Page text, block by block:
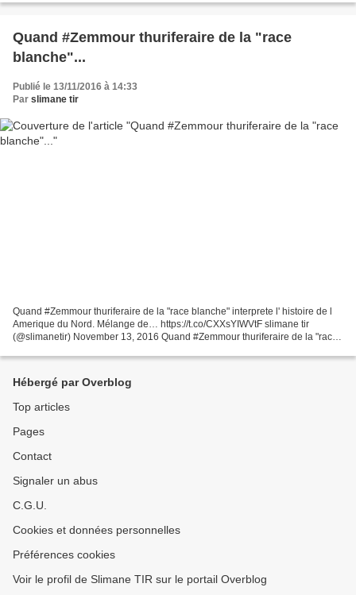
Quand #Zemmour thuriferaire de la "race
blanche"...
Publié le 13/11/2016 à 14:33
Par slimane tir
Quand #Zemmour thuriferaire de la "race blanche" interprete l' histoire de l
Amerique du Nord. Mélange de… https://t.co/CXXsYIWVtF slimane tir
(@slimanetir) November 13, 2016 Quand #Zemmour thuriferaire de la "race
Hébergé par Overblog
Top articles
Pages
Contact
Signaler un abus
C.G.U.
Cookies et données personnelles
Préférences cookies
Voir le profil de Slimane TIR sur le portail Overblog